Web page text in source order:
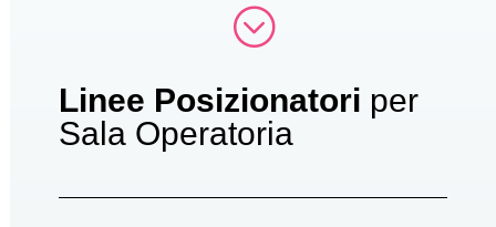
;
Linee Posizionatori per
Sala Operatoria